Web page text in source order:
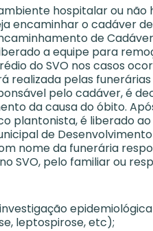
hospitalar ou não
encaminhar o cadáver
de
a equipe para
do SVO nos casos
realizada pelas
pelo cadáver, é
da causa do óbito.
plantonista, é liberado
de
nome da funerária
SVO, pelo familiar ou
epidemiológica
leptospirose, etc);